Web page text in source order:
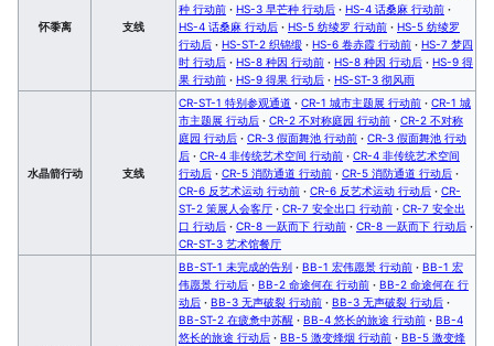
怀黍离 支线
种 行动前 · HS-3 早芒种 行动后 · HS-4 话桑麻 行动前 ·
HS-4 话桑麻 行动后 · HS-5 纺绫罗 行动前 · HS-5 纺绫罗
行动后 · HS-ST-2 织锦缎 · HS-6 卷赤霞 行动前 · HS-7 梦四
时 行动后 · HS-8 种因 行动前 · HS-8 种因 行动后 · HS-9 得
果 行动前 · HS-9 得果 行动后 · HS-ST-3 彻风雨
水晶箭行动 支线
CR-ST-1 特别参观通道 · CR-1 城市主题展 行动前 · CR-1 城
市主题展 行动后 · CR-2 不对称庭园 行动前 · CR-2 不对称
庭园 行动后 · CR-3 假面舞池 行动前 · CR-3 假面舞池 行动
后 · CR-4 非传统艺术空间 行动前 · CR-4 非传统艺术空间
行动后 · CR-5 消防通道 行动前 · CR-5 消防通道 行动后 ·
CR-6 反艺术运动 行动前 · CR-6 反艺术运动 行动后 · CR-
ST-2 策展人会客厅 · CR-7 安全出口 行动前 · CR-7 安全出
口 行动后 · CR-8 一跃而下 行动前 · CR-8 一跃而下 行动后 ·
CR-ST-3 艺术馆餐厅
BB-ST-1 未完成的告别 · BB-1 宏伟愿景 行动前 · BB-1 宏
伟愿景 行动后 · BB-2 命途何在 行动前 · BB-2 命途何在 行
动后 · BB-3 无声破裂 行动前 · BB-3 无声破裂 行动后 ·
BB-ST-2 在疲惫中苏醒 · BB-4 悠长的旅途 行动前 · BB-4
悠长的旅途 行动后 · BB-5 激变烽烟 行动前 · BB-5 激变烽